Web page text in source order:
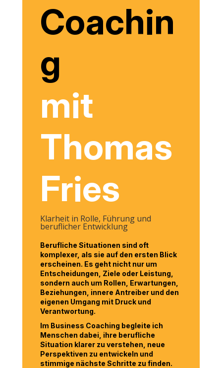
Coachin
g
mit
Thomas
Fries
Klarheit in Rolle, Führung und
beruflicher Entwicklung
Berufliche Situationen sind oft
komplexer, als sie auf den ersten Blick
erscheinen. Es geht nicht nur um
Entscheidungen, Ziele oder Leistung,
sondern auch um Rollen, Erwartungen,
Beziehungen, innere Antreiber und den
eigenen Umgang mit Druck und
Verantwortung.
Im Business Coaching begleite ich
Menschen dabei, ihre berufliche
Situation klarer zu verstehen, neue
Perspektiven zu entwickeln und
stimmige nächste Schritte zu finden.